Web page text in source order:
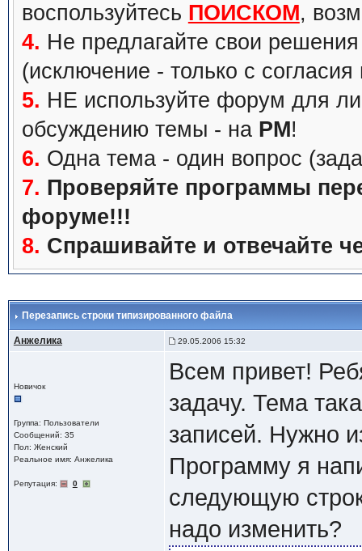
воспользуйтесь ПОИСКОМ,
4. Не предлагайте свои
(исключение - только с
5. НЕ используйте форум для
обсуждению темы - на PM!
6. Одна тема - один вопрос
7. Проверяйте программы
форуме!!!
8. Спрашивайте и отвечайте
Перезапись строки типизированного файла
Анжелика 29.05.2006 15:32
Новичок
Группа: Пользователи
Сообщений: 35
Пол: Женский
Реальное имя: Анжелика
Репутация: 0
Всем привет!
задачу. Тема
записей. Нужно
Программу я
следующую
надо изменить?